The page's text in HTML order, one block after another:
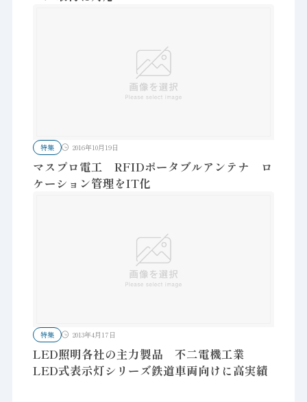
特集 2016年10月19日
マスプロ電工 RFIDポータブルアンテナ ロ
ケーション管理をIT化
特集 2013年4月17日
LED照明各社の主力製品 不二電機工業
LED式表示灯シリーズ鉄道車両向けに高実績